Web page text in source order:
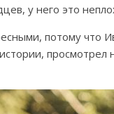
у него это
потому что
просмотрел